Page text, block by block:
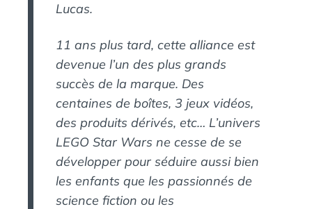
Lucas.
11 ans plus tard, cette alliance est
devenue l’un des plus grands
succès de la marque. Des
centaines de boîtes, 3 jeux vidéos,
des produits dérivés, etc… L’univers
LEGO Star Wars ne cesse de se
développer pour séduire aussi bien
les enfants que les passionnés de
science fiction ou les